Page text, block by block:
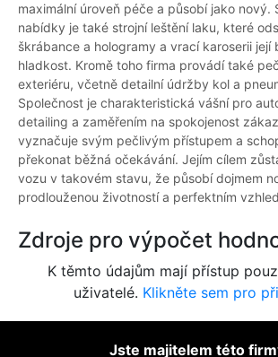
maximální úroveň péče a působí jako nový.
nabídky je také strojní leštění laku, které
škrábance a hologramy a vrací karoserii její
hladkost. Kromě toho firma provádí také
exteriéru, včetně detailní údržby kol a
Společnost je charakteristická vášní pro
detailing a zaměřením na spokojenost
vyznačuje svým pečlivým přístupem a
překonat běžná očekávání. Jejím cílem
vozu v takovém stavu, že působí dojmem
prodlouženou životností a perfektním
Zdroje pro výpočet
K těmto údajům mají přístup
uživatelé. Klikněte sem pro
Jste majitelem této